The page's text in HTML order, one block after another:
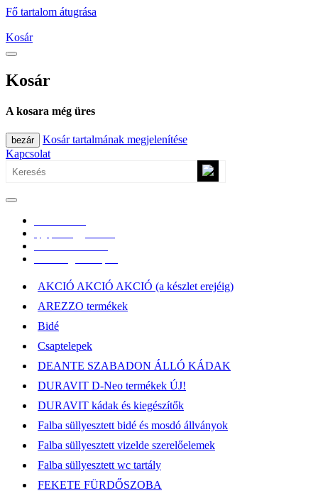
Fő tartalom átugrása
Kosár
Kosár
A kosara még üres
bezár
Kosár tartalmának megjelenítése
Kapcsolat
AKCIÓ AKCIÓ AKCIÓ (a készlet erejéig)
AREZZO termékek
Bidé
Csaptelepek
DEANTE SZABADON ÁLLÓ KÁDAK
DURAVIT D-Neo termékek ÚJ!
DURAVIT kádak és kiegészítők
Falba süllyesztett bidé és mosdó állványok
Falba süllyesztett vizelde szerelőelemek
Falba süllyesztett wc tartály
FEKETE FÜRDŐSZOBA